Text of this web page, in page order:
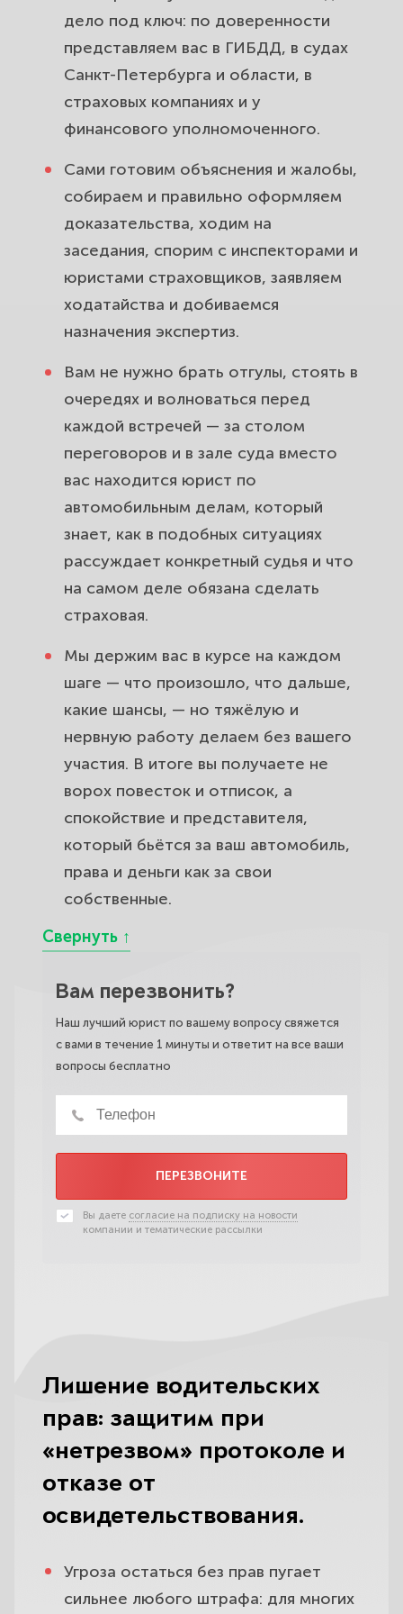
дело под ключ: по доверенности
представляем вас в ГИБДД, в судах
Санкт-Петербурга и области, в
страховых компаниях и у
финансового уполномоченного.
Сами готовим объяснения и жалобы,
собираем и правильно оформляем
доказательства, ходим на
заседания, спорим с инспекторами и
юристами страховщиков, заявляем
ходатайства и добиваемся
назначения экспертиз.
Вам не нужно брать отгулы, стоять в
очередях и волноваться перед
каждой встречей — за столом
переговоров и в зале суда вместо
вас находится юрист по
автомобильным делам, который
знает, как в подобных ситуациях
рассуждает конкретный судья и что
на самом деле обязана сделать
страховая.
Мы держим вас в курсе на каждом
шаге — что произошло, что дальше,
какие шансы, — но тяжёлую и
нервную работу делаем без вашего
участия. В итоге вы получаете не
ворох повесток и отписок, а
спокойствие и представителя,
который бьётся за ваш автомобиль,
права и деньги как за свои
собственные.
Вам перезвонить?
Наш лучший юрист по вашему вопросу свяжется
с вами в течение 1 минуты и ответит на все ваши
вопросы бесплатно
ПЕРЕЗВОНИТЕ
Вы даете согласие на подписку на новости
компании и тематические рассылки
Лишение водительских
прав: защитим при
«нетрезвом» протоколе и
отказе от
освидетельствования.
Угроза остаться без прав пугает
сильнее любого штрафа: для многих